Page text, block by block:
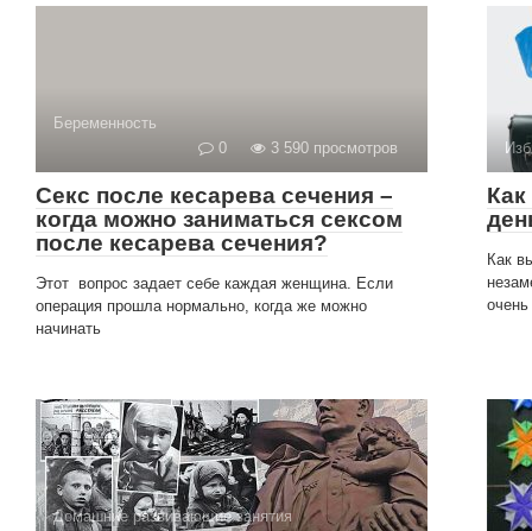
Беременность
0
3 590 просмотров
Секс после кесарева сечения –
когда можно заниматься сексом
после кесарева сечения?
Этот вопрос задает себе каждая женщина. Если
операция прошла нормально, когда же можно
начинать
Как
очень
Домашние развивающие занятия